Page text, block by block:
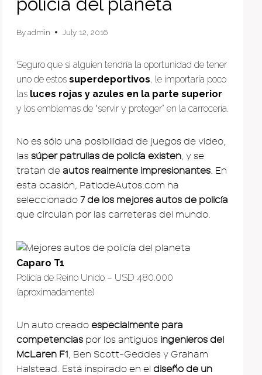
Byadmin July 12, 2016
Seguro que si alguien tendría la oportunidad de tener
uno de estos superdeportivos, le importaría poco
las luces rojas y azules en la parte superior
y los emblemas de “servir y proteger” en la carrocería.
No es sólo una posibilidad de juegos de video,
las súper patrullas de policía existen, y se
tratan de autos realmente impresionantes. En
esta ocasión, PatiodeAutos.com ha
seleccionado 7 de los mejores autos de policía
que circulan por las carreteras del mundo.
Caparo T1
Policía de Reino Unido – USD 480.000
(aproximadamente)
Un auto creado especialmente para
competencias por los antiguos ingenieros del
McLaren F1, Ben Scott-Geddes y Graham
Halstead. Está inspirado en el diseño de un